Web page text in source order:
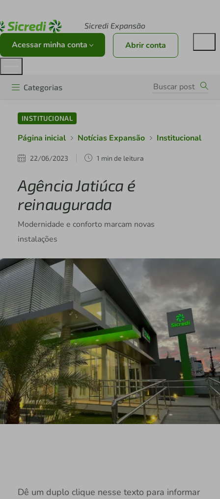
Sicredi Expansão
Acessar minha conta Abrir conta
Categorias
INSTITUCIONAL
Página inicial Notícias Expansão Institucional
22/06/2023 1 min de leitura
Agência Jatiúca é
reinaugurada
Modernidade e conforto marcam novas
instalações
Dê um duplo clique nesse texto para informar